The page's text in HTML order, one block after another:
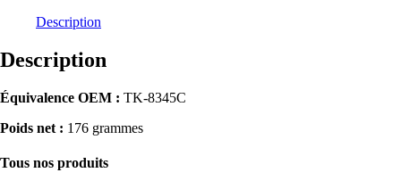
Description
Description
Équivalence OEM : TK-8345C
Poids net : 176 grammes
Tous nos produits